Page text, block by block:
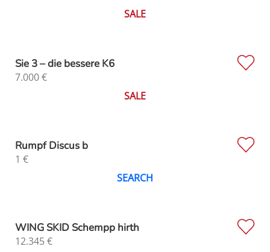
SALE
Sie 3 – die bessere K6
7.000€
SALE
Rumpf Discus b
1 €
SEARCH
WING SKID Schempp hirth
12.345€